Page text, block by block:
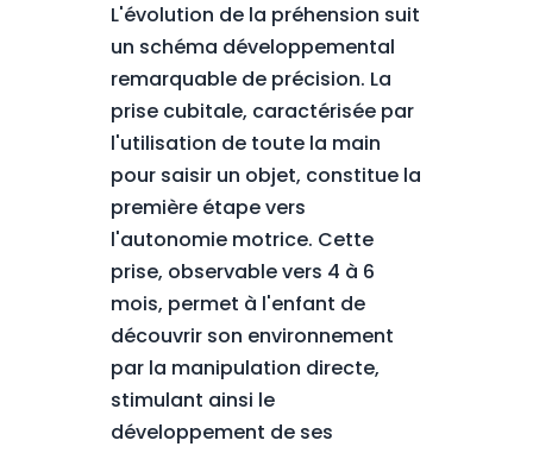
L'évolution de la préhension suit
un schéma développemental
remarquable de précision. La
prise cubitale, caractérisée par
l'utilisation de toute la main
pour saisir un objet, constitue la
première étape vers
l'autonomie motrice. Cette
prise, observable vers 4 à 6
mois, permet à l'enfant de
découvrir son environnement
par la manipulation directe,
stimulant ainsi le
développement de ses